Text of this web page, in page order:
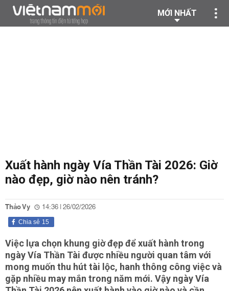
MỚI NHẤT
Xuất hành ngày Vía Thần Tài 2026: Giờ
nào đẹp, giờ nào nên tránh?
Thảo Vy 14:36 | 26/02/2026
15
Chia sẻ
Việc lựa chọn khung giờ đẹp để xuất hành trong
ngày Vía Thần Tài được nhiều người quan tâm với
mong muốn thu hút tài lộc, hanh thông công việc và
gặp nhiều may mắn trong năm mới. Vậy ngày Vía